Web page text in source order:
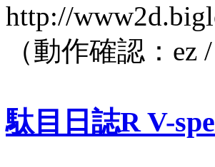
http://
（動作確認：
駄目日誌R V-